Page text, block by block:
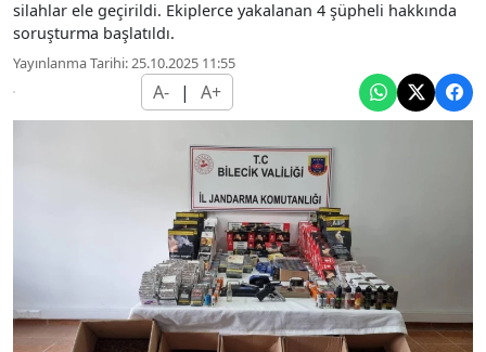
silahlar ele geçirildi. Ekiplerce yakalanan 4 şüpheli hakkında
soruşturma başlatıldı.
Yayınlanma Tarihi: 25.10.2025 11:55
A- | A+